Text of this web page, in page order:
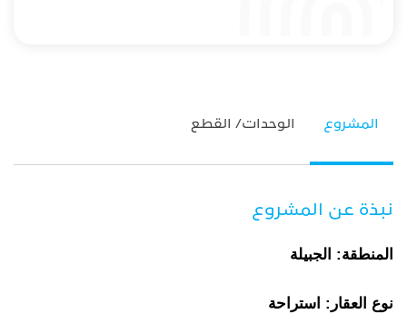
المشروع الوحدات/ القطع
نبذة عن المشروع
المنطقة: الجبيلة
نوع العقار: استراحة